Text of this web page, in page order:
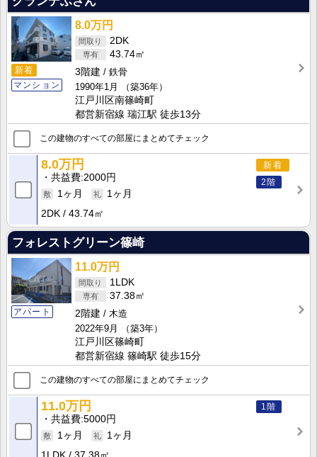
新着
マンション
8.0万円
2DK
43.74㎡
3階建
鉄骨
1990年1月
（築36年）
江戸川区南篠崎町
都営新宿線 瑞江駅 徒歩13分
この建物のすべての部屋にまとめてチェック
新着
2階
8.0万円
共益費 2000円
1ヶ月
1ヶ月
2DK
43.74㎡
フォレストグリーン篠崎
アパート
11.0万円
1LDK
37.38㎡
2階建
木造
2022年9月
（築3年）
江戸川区篠崎町
都営新宿線 篠崎駅 徒歩15分
この建物のすべての部屋にまとめてチェック
1階
11.0万円
共益費 5000円
1ヶ月
1ヶ月